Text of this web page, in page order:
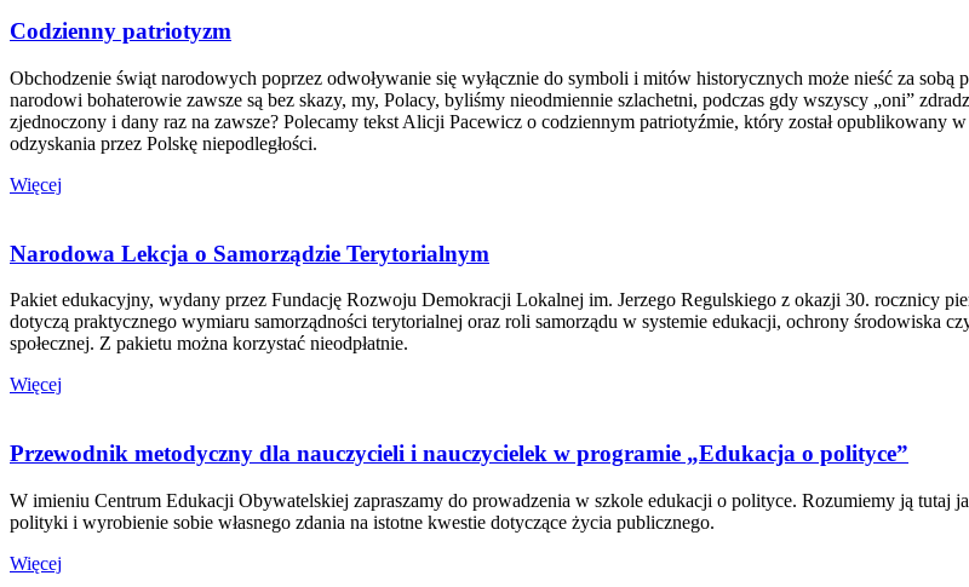
Codzienny patriotyzm
Obchodzenie świąt narodowych poprzez odwoływanie się wyłącznie do symboli i mitów historycznych może nieść za sobą
narodowi bohaterowie zawsze są bez skazy, my, Polacy, byliśmy nieodmiennie szlachetni, podczas gdy wszyscy „oni”
zjednoczony i dany raz na zawsze? Polecamy tekst Alicji Pacewicz o codziennym patriotyźmie, który został opublikowany
odzyskania przez Polskę niepodległości.
Więcej
Narodowa Lekcja o Samorządzie Terytorialnym
Pakiet edukacyjny, wydany przez Fundację Rozwoju Demokracji Lokalnej im. Jerzego Regulskiego z okazji 30. rocznicy
dotyczą praktycznego wymiaru samorządności terytorialnej oraz roli samorządu w systemie edukacji, ochrony środowiska
społecznej. Z pakietu można korzystać nieodpłatnie.
Więcej
Przewodnik metodyczny dla nauczycieli i nauczycielek w programie „Edukacja o polityce”
W imieniu Centrum Edukacji Obywatelskiej zapraszamy do prowadzenia w szkole edukacji o polityce. Rozumiemy ją tutaj
polityki i wyrobienie sobie własnego zdania na istotne kwestie dotyczące życia publicznego.
Więcej